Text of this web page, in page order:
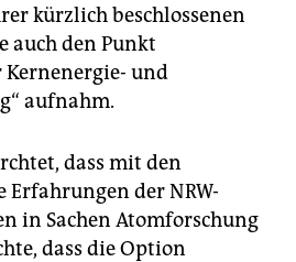
kürzlich beschlossenen
auch den Punkt
und
aufnahm.
dass mit den
Erfahrungen der NRW-
in Sachen Atomforschung
dass die Option